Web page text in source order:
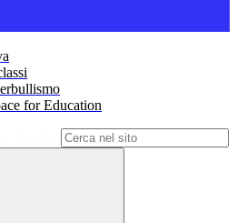
for Education